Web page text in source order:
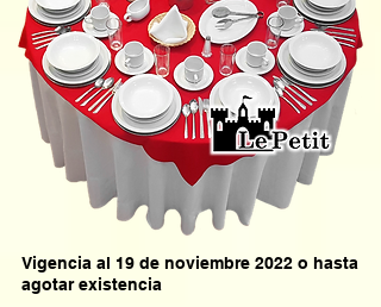
Vigencia al 19 de noviembre 2022 o hasta
agotar existencia